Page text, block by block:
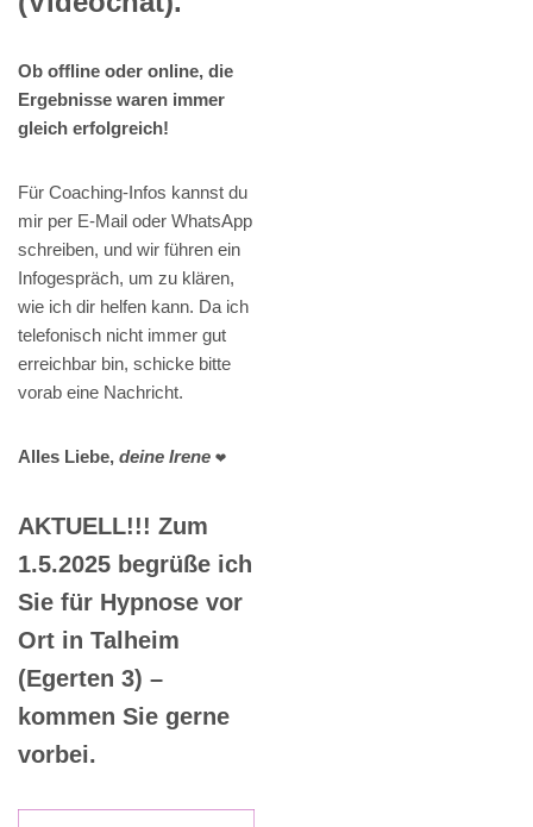
Ob offline oder online, die
Ergebnisse waren immer
gleich erfolgreich!
Für Coaching-Infos kannst du
mir per E-Mail oder WhatsApp
schreiben, und wir führen ein
Infogespräch, um zu klären,
wie ich dir helfen kann. Da ich
telefonisch nicht immer gut
erreichbar bin, schicke bitte
vorab eine Nachricht.
Alles Liebe, deine Irene ❤️
AKTUELL!!! Zum
1.5.2025 begrüße ich
Sie für Hypnose vor
Ort in Talheim
(Egerten 3) –
kommen Sie gerne
vorbei.